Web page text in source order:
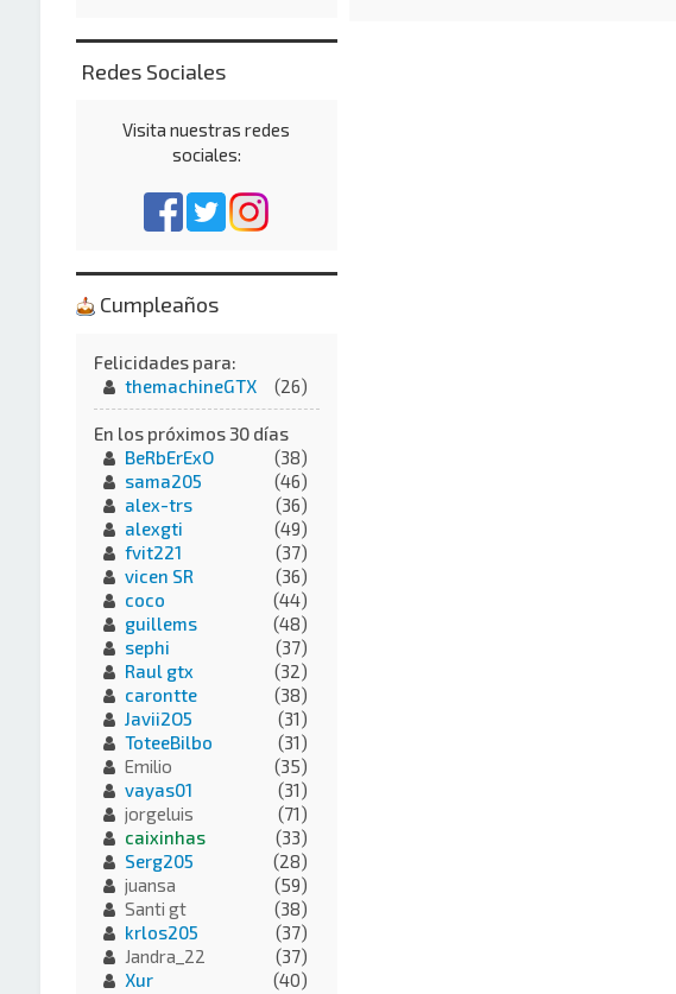
Redes Sociales
Visita nuestras redes
sociales:
Cumpleaños
Felicidades para:
themachineGTX
(26)
En los próximos 30 días
BeRbErExO
(38)
sama205
(46)
alex-trs
(36)
alexgti
(49)
fvit221
(37)
vicen SR
(36)
coco
(44)
guillems
(48)
sephi
(37)
Raul gtx
(32)
carontte
(38)
Javii2O5
(31)
ToteeBilbo
(31)
Emilio
(35)
vayas01
(31)
jorgeluis
(71)
caixinhas
(33)
Serg205
(28)
juansa
(59)
Santi gt
(38)
krlos205
(37)
Jandra_22
(37)
Xur
(40)